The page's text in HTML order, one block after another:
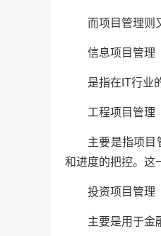
而项目管理则
信息项目管理
是指在IT行业
工程项目管理
主要是指项目
和进度的把控。这
投资项目管理
主要是用于金